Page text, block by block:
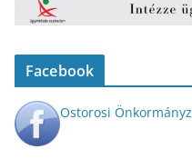
Facebook
Ostorosi